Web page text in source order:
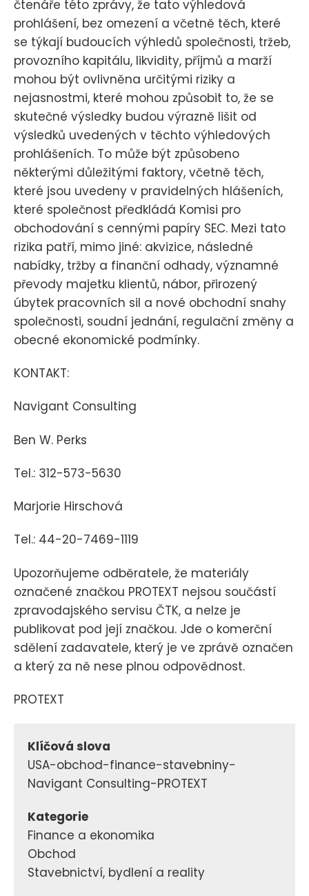
čtenáře této zprávy, že tato výhledová
prohlášení, bez omezení a včetně těch, které
se týkají budoucích výhledů společnosti, tržeb,
provozního kapitálu, likvidity, příjmů a marží
mohou být ovlivněna určitými riziky a
nejasnostmi, které mohou způsobit to, že se
skutečné výsledky budou výrazně lišit od
výsledků uvedených v těchto výhledových
prohlášeních. To může být způsobeno
některými důležitými faktory, včetně těch,
které jsou uvedeny v pravidelných hlášeních,
které společnost předkládá Komisi pro
obchodování s cennými papíry SEC. Mezi tato
rizika patří, mimo jiné: akvizice, následné
nabídky, tržby a finanční odhady, významné
převody majetku klientů, nábor, přirozený
úbytek pracovních sil a nové obchodní snahy
společnosti, soudní jednání, regulační změny a
obecné ekonomické podmínky.
KONTAKT:
Navigant Consulting
Ben W. Perks
Tel.: 312-573-5630
Marjorie Hirschová
Tel.: 44-20-7469-1119
Upozorňujeme odběratele, že materiály
označené značkou PROTEXT nejsou součástí
zpravodajského servisu ČTK, a nelze je
publikovat pod její značkou. Jde o komerční
sdělení zadavatele, který je ve zprávě označen
a který za ně nese plnou odpovědnost.
PROTEXT
Klíčová slova
USA-obchod-finance-stavebniny-
Navigant Consulting-PROTEXT
Kategorie
Finance a ekonomika
Obchod
Stavebnictví, bydlení a reality